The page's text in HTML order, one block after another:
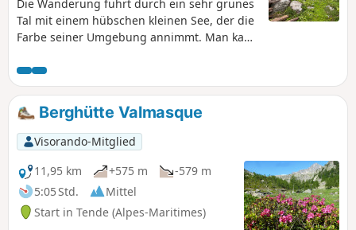
Die Wanderung führt durch ein sehr grünes
Tal mit einem hübschen kleinen See, der die
Farbe seiner Umgebung annimmt. Man kann
Vallée des Merveilles) bewundern. Das
Ganze wird vom Mont Bégo überragt.
Berghütte Valmasque
Visorando-Mitglied
11,95 km
+575 m
-579 m
5:05 Std.
Mittel
Start in Tende (Alpes-Maritimes)